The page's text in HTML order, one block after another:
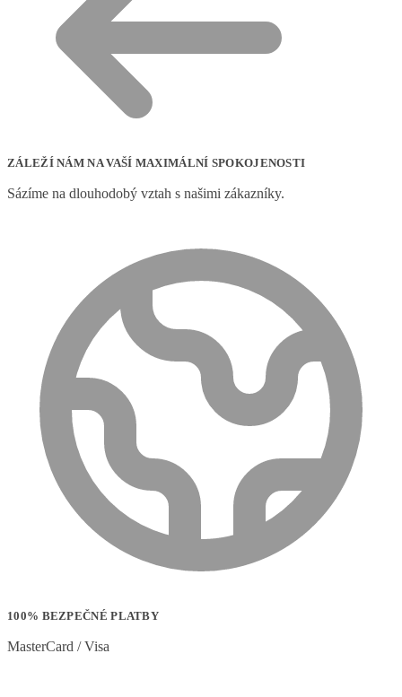
ZÁLEŽÍ NÁM NA VAŠÍ MAXIMÁLNÍ SPOKOJENOSTI
Sázíme na dlouhodobý vztah s našimi zákazníky.
100% BEZPEČNÉ PLATBY
MasterCard / Visa